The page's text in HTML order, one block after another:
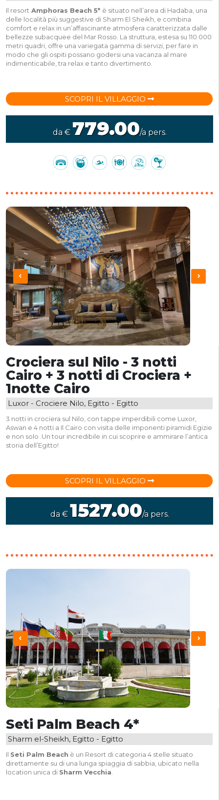
Il resort Amphoras Beach 5* è situato nell’area di Hadaba, una
delle località più suggestive di Sharm El Sheikh, e combina
comfort e relax in un’affascinante atmosfera caratterizzata dalle
bellezze subacquee del Mar Rosso. La struttura, estesa su 110.000
metri quadri, offre una variegata gamma di servizi, per fare in
modo che gli ospiti possano godersi una vacanza al mare
indimenticabile, tra relax e tanto divertimento.
SCOPRI IL VILLAGGIO
da € 779.00/a pers.
Crociera sul Nilo - 3 notti
Cairo + 3 notti di Crociera +
1notte Cairo
Luxor - Crociere Nilo, Egitto - Egitto
3 notti in crociera sul Nilo, con tappe imperdibili come Luxor,
Aswan e 4 notti a Il Cairo con visita delle imponenti piramidi Egizie
e non solo .Un tour incredibile in cui scoprire e ammirare l’antica
storia dell’Egitto!
SCOPRI IL VILLAGGIO
da €1527.00/a pers.
Seti Palm Beach 4*
Sharm el-Sheikh, Egitto - Egitto
Il Seti Palm Beach è un Resort di categoria 4 stelle situato
direttamente su di una lunga spiaggia di sabbia, ubicato nella
location unica di Sharm Vecchia